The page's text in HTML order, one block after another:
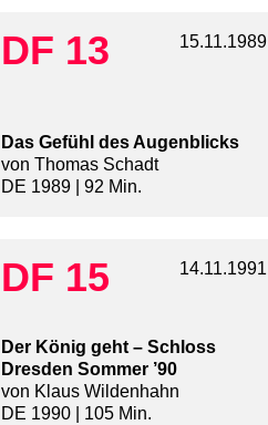
DF 13 15.11.1989
Das Gefühl des Augenblicks
von Thomas Schadt
DE 1989 | 92 Min.
DF 15 14.11.1991
Der König geht – Schloss
Dresden Sommer ’90
von Klaus Wildenhahn
DE 1990 | 105 Min.